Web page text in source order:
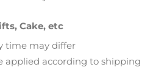
Cake, etc
time may differ
applied according to shipping